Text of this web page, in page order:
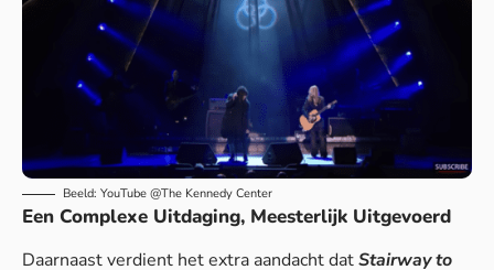
Beeld: YouTube @The Kennedy Center
Een Complexe Uitdaging, Meesterlijk Uitgevoerd
Daarnaast verdient het extra aandacht datStairway to